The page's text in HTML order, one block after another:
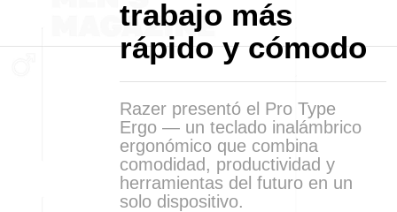
trabajo más
rápido y cómodo
Razer presentó el Pro Type
Ergo — un teclado inalámbrico
ergonómico que combina
comodidad, productividad y
herramientas del futuro en un
solo dispositivo.